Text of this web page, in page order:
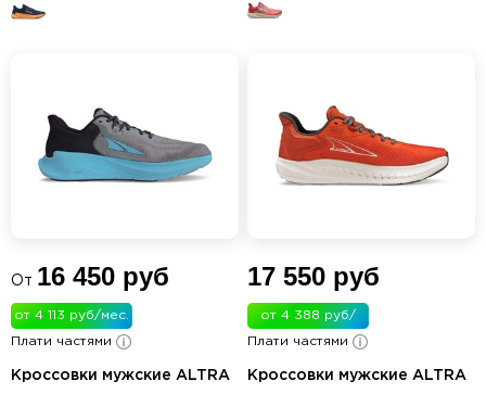
От 16 450 руб
от 4 113 руб/мес.
Плати частями
Кроссовки мужские ALTRA
17 550 руб
от 4 388 руб/
мес.
Плати частями
Кроссовки мужские ALTRA